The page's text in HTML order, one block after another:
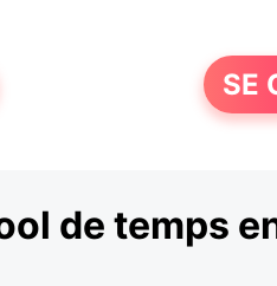
SE
de temps